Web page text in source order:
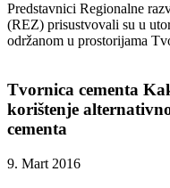
Predstavnici Regionalne
(REZ) prisustvovali su u
održanom u prostorijama
Tvornica cementa
korištenje
cementa
9. Mart 2016